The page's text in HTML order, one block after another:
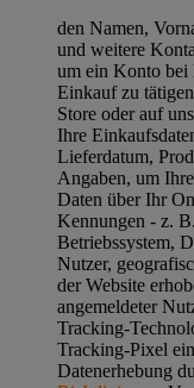
den Namen,
und weitere
um ein Konto bei
Einkauf zu
Store oder auf
Ihre
Lieferdatum,
Angaben, um
Daten über Ihr
Kennungen - z.
Betriebssystem,
Nutzer,
der Website
angemeldeter
Tracking-
Tracking-Pixel
Datenerhebung